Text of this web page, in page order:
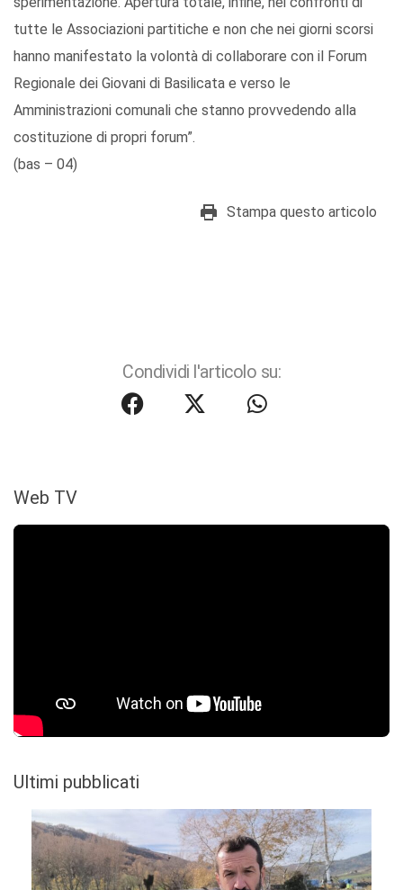
tutte le Associazioni partitiche e non che nei giorni scorsi
hanno manifestato la volontà di collaborare con il Forum
Regionale dei Giovani di Basilicata e verso le
Amministrazioni comunali che stanno provvedendo alla
costituzione di propri forum”.
(bas – 04)
Stampa questo articolo
Condividi l'articolo su:
Web TV
Ultimi pubblicati